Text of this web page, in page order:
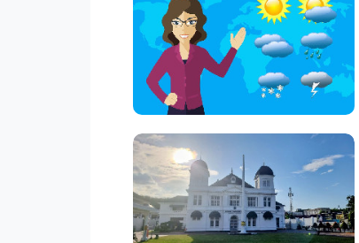
kondisi udara kabur.